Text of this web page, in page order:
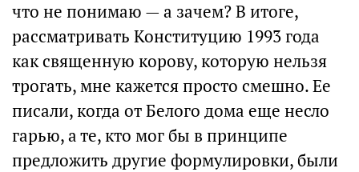
что не понимаю — а зачем? В итоге,
рассматривать Конституцию 1993 года
как священную корову, которую нельзя
трогать, мне кажется просто смешно. Ее
писали, когда от Белого дома еще несло
гарью, а те, кто мог бы в принципе
предложить другие формулировки, были